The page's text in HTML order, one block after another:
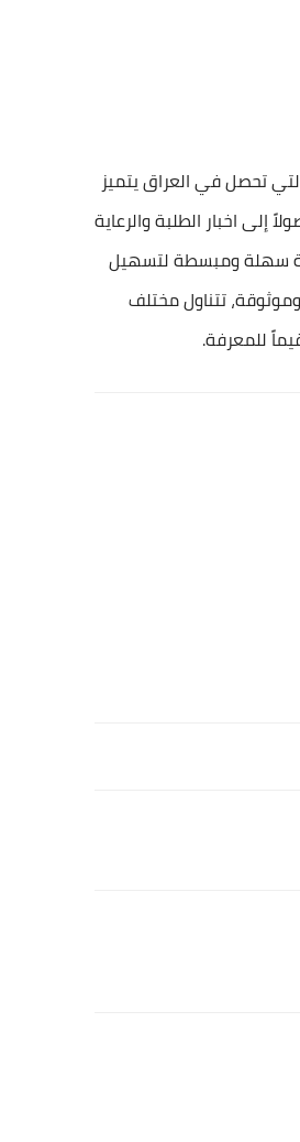
تحصل في العراق يتميز
إلى اخبار الطلبة والرعاية
سهلة ومبسطة لتسهيل
تتناول مختلف
للمعرفة.